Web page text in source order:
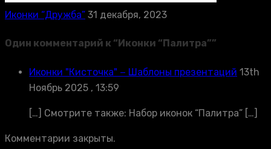
Иконки “Дружба” 31 декабря, 2023
Один комментарий к “ Иконки “Палитра””
Иконки "Кисточка" − Шаблоны презентаций 13th
Ноябрь 2025 , 13:59
[…] Смотрите также: Набор иконок “Палитра” […]
Комментарии закрыты.